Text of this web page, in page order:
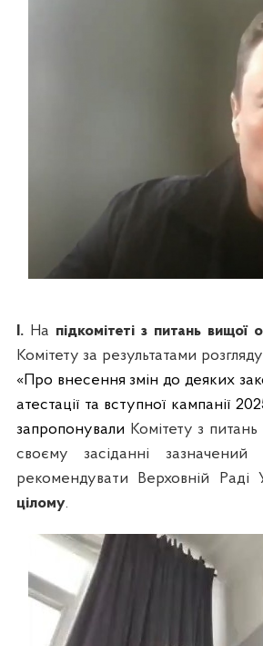
І. На підкомітеті з питань вищої
Комітету за результатами розгляду
«Про внесення змін до деяких
атестації та вступної кампанії
запропонували Комітету з
своєму засіданні
рекомендувати Верховній Раді
цілому.